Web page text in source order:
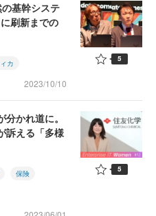
基幹システ
刷新までの
カ
2023/10/10
5
かれ道に。
訴える「多様
保険 5